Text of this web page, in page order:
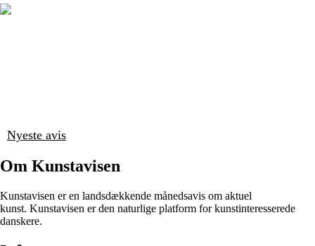
Nyeste avis
Om Kunstavisen
Kunstavisen er en landsdækkende månedsavis om aktuel
kunst. Kunstavisen er den naturlige platform for kunstinteresserede
danskere.